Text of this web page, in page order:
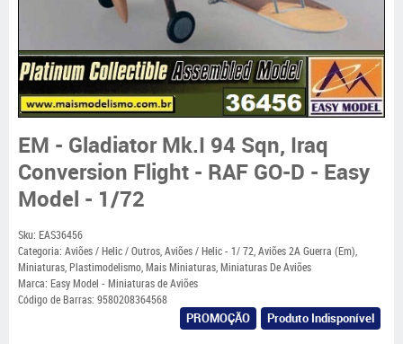
EM - Gladiator Mk.I 94 Sqn, Iraq
Conversion Flight - RAF GO-D - Easy
Model - 1/72
Sku: EAS36456
Categoria: Aviões / Helic / Outros,Aviões / Helic - 1/ 72,Aviões 2A Guerra (Em),
Miniaturas,Plastimodelismo,Mais Miniaturas,Miniaturas De Aviões
Marca: Easy Model - Miniaturas de Aviões
Código de Barras: 9580208364568
PROMOÇÃO Produto Indisponível